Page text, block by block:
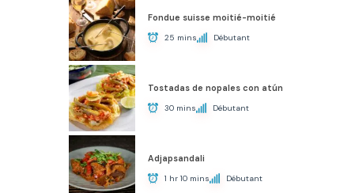
Fondue suisse moitié-moitié
25 mins Débutant
Tostadas de nopales con atún
30 mins Débutant
Adjapsandali
1 hr 10 mins Débutant